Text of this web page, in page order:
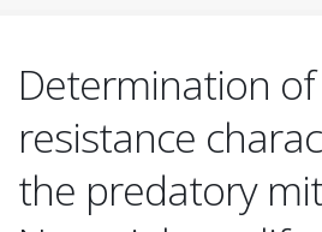
Determination
resistance
the predatory